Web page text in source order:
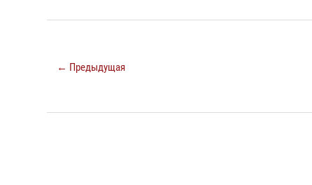
← Предыдущая